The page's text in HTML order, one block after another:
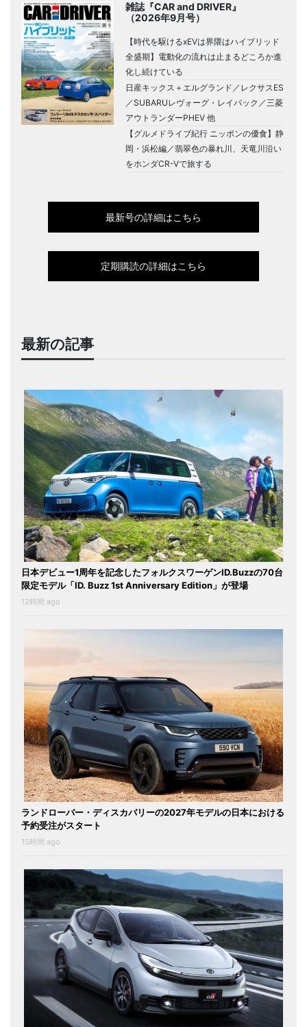
雑誌『CAR and DRIVER』
（2026年9月号）
【時代を駆けるxEVは界隈はハイブリッド
全盛期】電動化の流れは止まるどころか進
化し続けている
日産キックス＋エルグランド／レクサスES
／SUBARUレヴォーグ・レイバック／三菱
アウトランダーPHEV 他
【グルメドライブ紀行 ニッポンの優食】静
岡・浜松編／翡翠色の暴れ川、天竜川沿い
をホンダCR-Vで旅する
最新号の詳細はこちら
定期購読の詳細はこちら
最新の記事
日本デビュー1周年を記念したフォルクスワーゲンID.Buzzの70台
限定モデル「ID. Buzz 1st Anniversary Edition」が登場
12時間 ago
ランドローバー・ディスカバリーの2027年モデルの日本における
予約受注がスタート
15時間 ago